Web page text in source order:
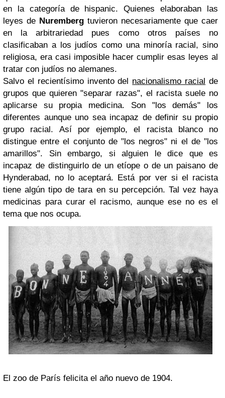
en la categoría de hispanic. Quienes elaboraban las
leyes de Nuremberg tuvieron necesariamente que caer
en la arbitrariedad pues como otros países no
clasificaban a los judíos como una minoría racial, sino
religiosa, era casi imposible hacer cumplir esas leyes al
tratar con judíos no alemanes.
Salvo el recientísimo invento del nacionalismo racial de
grupos que quieren "separar razas", el racista suele no
aplicarse su propia medicina. Son "los demás" los
diferentes aunque uno sea incapaz de definir su propio
grupo racial. Así por ejemplo, el racista blanco no
distingue entre el conjunto de "los negros" ni el de "los
amarillos". Sin embargo, si alguien le dice que es
incapaz de distinguirlo de un etíope o de un paisano de
Hynderabad, no lo aceptará. Está por ver si el racista
tiene algún tipo de tara en su percepción. Tal vez haya
medicinas para curar el racismo, aunque ese no es el
tema que nos ocupa.
El zoo de París felicita el año nuevo de 1904.